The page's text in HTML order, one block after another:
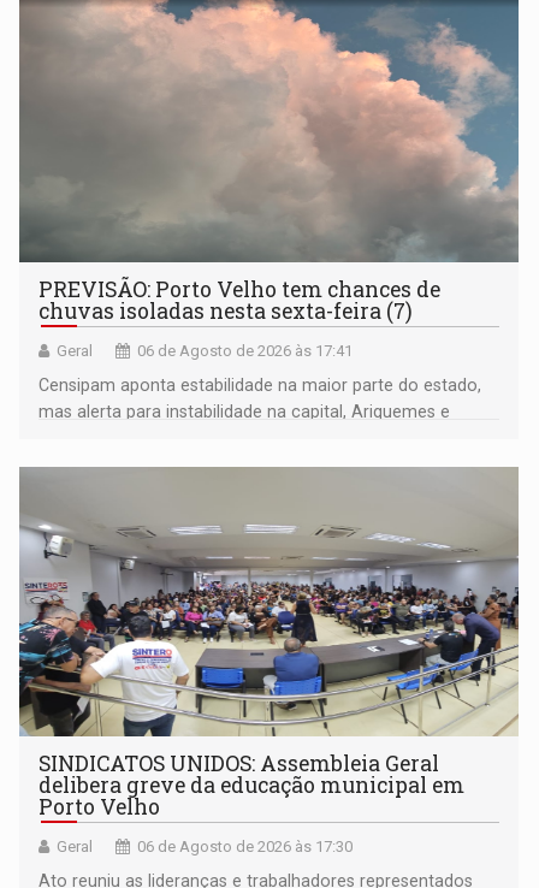
PREVISÃO: Porto Velho tem chances de
chuvas isoladas nesta sexta-feira (7)
Geral 06 de Agosto de 2026 às 17:41
Censipam aponta estabilidade na maior parte do estado,
mas alerta para instabilidade na capital, Ariquemes e
SINDICATOS UNIDOS: Assembleia Geral
delibera greve da educação municipal em
Porto Velho
Geral 06 de Agosto de 2026 às 17:30
Ato reuniu as lideranças e trabalhadores representados